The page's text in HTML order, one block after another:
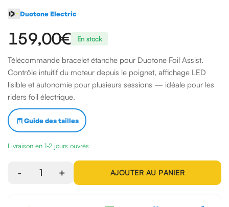
Duotone Electric
159,00€ En stock
Télécommande bracelet étanche pour Duotone Foil Assist.
Contrôle intuitif du moteur depuis le poignet, affichage LED
lisible et autonomie pour plusieurs sessions — idéale pour les
riders foil électrique.
Guide des tailles
Livraison en 1-2 jours ouvrés
- 1 + AJOUTER AU PANIER